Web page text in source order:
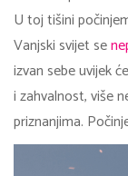
U toj tišini
Vanjski svijet se
izvan sebe uvijek
i zahvalnost, više
priznanjima.